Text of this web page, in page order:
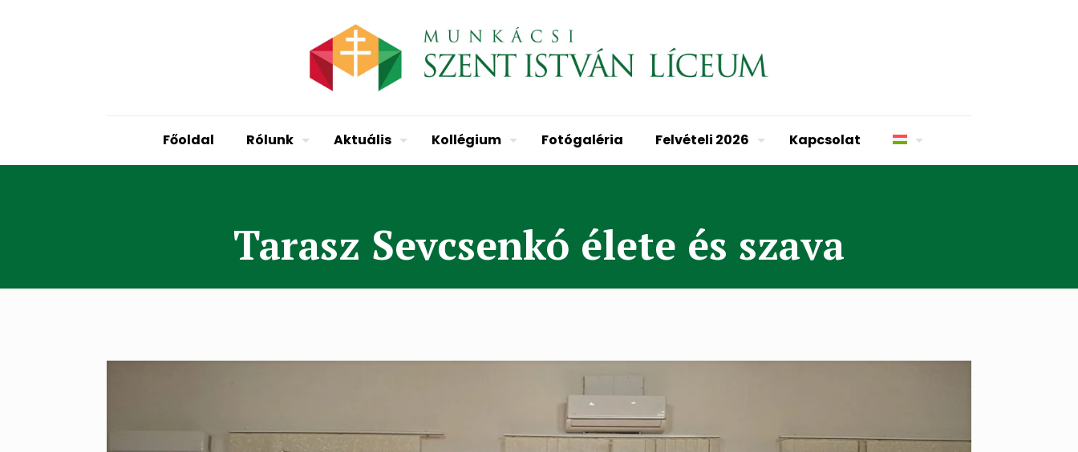
Főoldal Rólunk Aktuális Kollégium Fotógaléria Felvételi 2026 Kapcsolat
Tarasz Sevcsenkó élete és szava